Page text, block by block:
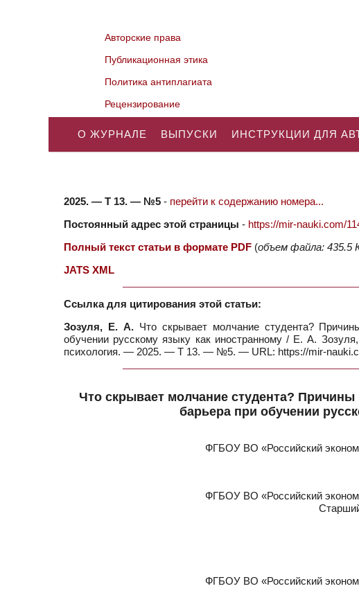
Авторские права
Публикационная этика
Политика антиплагиата
Рецензирование
О ЖУРНАЛЕ ВЫПУСКИ ИНСТРУКЦИИ ДЛЯ
2025. — Т 13. — №5 - перейти к содержанию номера...
Постоянный адрес этой страницы - https://mir-nauki.com/
Полный текст статьи в формате PDF (объем файла: 435.5
JATS XML
Ссылка для цитирования этой статьи:
Зозуля, Е. А.Что скрывает молчание студента?
обучении русскому языку как иностранному / Е. А.
психология. — 2025. — Т 13. — №5. — URL: https://mir-
Что скрывает молчание студента?
барьера при обучении
ФГБОУ ВО «Российский
ФГБОУ ВО «Российский
ФГБОУ ВО «Российский